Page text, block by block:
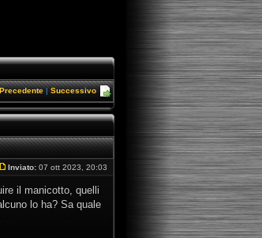
Precedente| Successivo
Inviato: 07 ott 2023, 20:03
il manicotto, quelli
lo ha? Sa quale